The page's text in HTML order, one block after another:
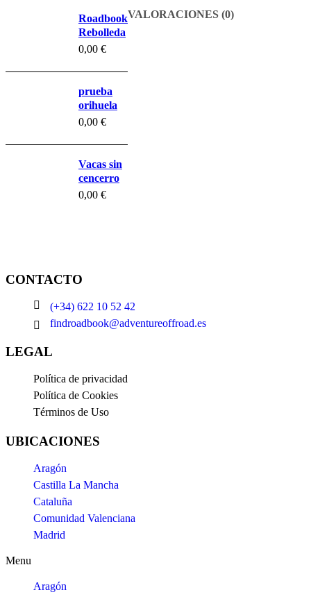
Roadbook
Rebolleda
0,00 €
prueba
orihuela
0,00 €
Vacas sin
cencerro
0,00 €
VALORACIONES (0)
CONTACTO
(+34) 622 10 52 42
findroadbook@adventureoffroad.es
LEGAL
Política de privacidad
Política de Cookies
Términos de Uso
UBICACIONES
Aragón
Castilla La Mancha
Cataluña
Comunidad Valenciana
Madrid
Menu
Aragón